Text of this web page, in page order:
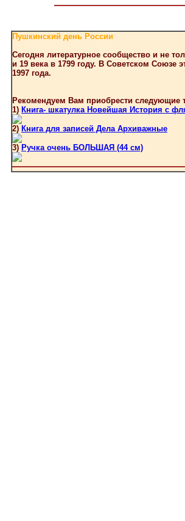
Пушкинский день России
Сегодня литературное сообщество и не
и 19 века в 1799 году. В Советском Союзе
1997 года.
Рекомендуем Вам приобрести следующие
1) Книга- шкатулка Новейшая История с
2) Книга для записей Дела Архиважные
3) Ручка очень БОЛЬШАЯ (44 см)